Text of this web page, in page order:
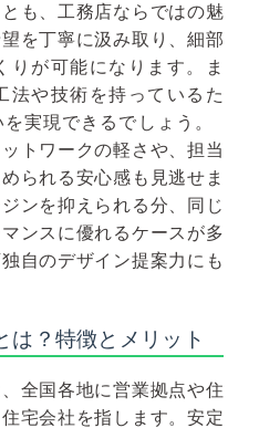
も、工務店ならではの魅
を丁寧に汲み取り、細部
りが可能になります。ま
法や技術を持っているた
実現できるでしょう。
トワークの軽さや、担当
られる安心感も見逃せま
ンを抑えられる分、同じ
ンスに優れるケースが多
自のデザイン提案力にも
は？特徴とメリット
全国各地に営業拠点や住
宅会社を指します。安定